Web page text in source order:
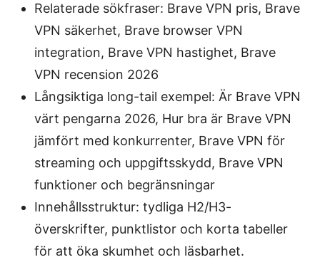
Relaterade sökfraser: Brave VPN pris, Brave
VPN säkerhet, Brave browser VPN
integration, Brave VPN hastighet, Brave
VPN recension 2026
Långsiktiga long-tail exempel: Är Brave VPN
värt pengarna 2026, Hur bra är Brave VPN
jämfört med konkurrenter, Brave VPN för
streaming och uppgiftsskydd, Brave VPN
funktioner och begränsningar
Innehållsstruktur: tydliga H2/H3-
överskrifter, punktlistor och korta tabeller
för att öka skumhet och läsbarhet.